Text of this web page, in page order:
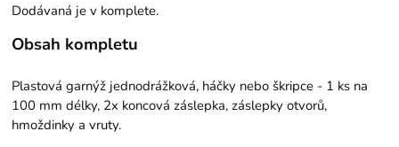
Dodávaná je v komplete.
Obsah kompletu
Plastová garnýž jednodrážková, háčky nebo škripce - 1 ks na
100 mm délky, 2x koncová záslepka, záslepky otvorů,
hmoždinky a vruty.